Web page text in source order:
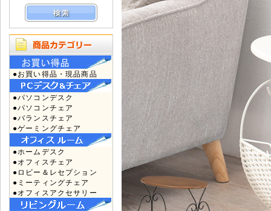
●お買い得品・現品商品
●パソコンデスク
●パソコンチェア
●バランスチェア
●ゲーミングチェア
●ホームデスク
●オフィスチェア
●ロビー＆レセプション
●ミーティングチェア
●オフィスアクセサリー